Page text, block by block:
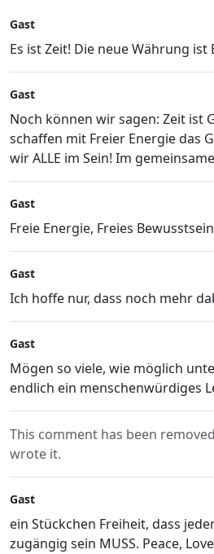
Gast
Es ist Zeit! Die neue Währung ist
Gast
Noch können wir sagen: Zeit ist
schaffen mit Freier Energie das
wir ALLE im Sein! Im
Gast
Freie Energie, Freies
Gast
Ich hoffe nur, dass noch mehr
Gast
Mögen so viele, wie möglich
endlich ein menschenwürdiges
This comment has been
wrote it.
Gast
ein Stückchen Freiheit, dass
zugängig sein MUSS. Peace,